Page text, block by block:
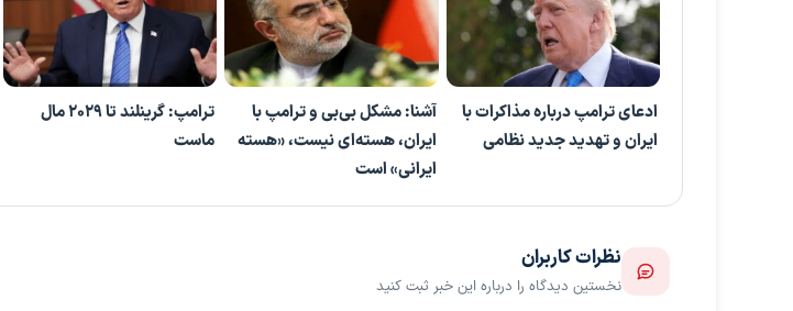
ادعای ترامپ درباره مذاکرات با
ایران و تهدید جدید نظامی
آشنا: مشکل بی‌بی‌ و ترامپ با
ایران، هسته‌ای نیست، «هسته
ایرانی» است
ترامپ: گرینلند تا ۲۰۲۹ مال
ماست
نظرات کاربران
نخستین دیدگاه را درباره این خبر ثبت کنید